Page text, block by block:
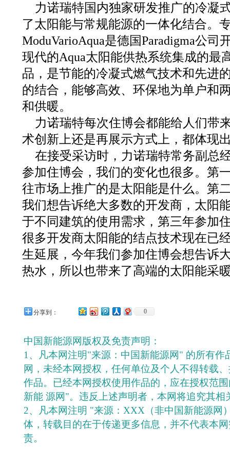
力诺瑞特国内独家研发推广的冷凝
了太阳能与常规能源的一体化结合。
ModuVarioAqua是德国Paradigma公司
现代的Aqua太阳能供热系统集成的最
品，是节能的冷凝式燃气技术和先进
的结合，能够高效、环保地为单户和
和供暖。
力诺瑞特每次住博会都能给人们带
术创新上还是再展示方式上，都体现
在接受采访时，力诺瑞特常务副总
参加住博会，我们的变化也很多。第
往市场上推广的是太阳能是什么。第
我们想告诉绝大多数的开发商，太阳
于不同建筑的使用需求，第三年参加
很多开发商太阳能的结点技术现在已
生延展，今年我们参加住博会想告诉
热水，所以也带来了高端的太阳能采
分享到： 0
中国新能源网版权及免责声明：
1、凡本网注明"来源：中国新能源网" 的所有作
网，未经本网授权，任何单位及个人不得转载
作品。已经本网授权使用作品的，应在授权范
新能 源网"。违反上述声明者，本网将追究其相
2、凡本网注明 "来源：XXX（非中国新能源网
体，转载目的在于传递更多信息，并不代表本
责。